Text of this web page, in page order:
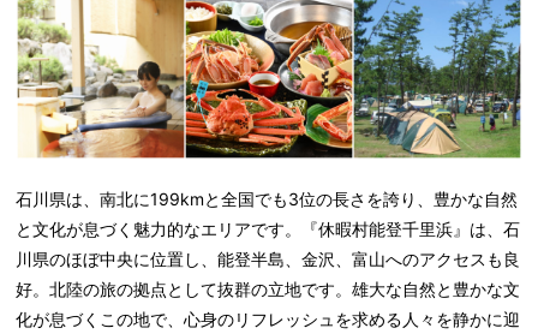
石川県は、南北に199kmと全国でも3位の長さを誇り、豊かな自然
と文化が息づく魅力的なエリアです。『休暇村能登千里浜』は、石
川県のほぼ中央に位置し、能登半島、金沢、富山へのアクセスも良
好。北陸の旅の拠点として抜群の立地です。雄大な自然と豊かな文
化が息づくこの地で、心身のリフレッシュを求める人々を静かに迎